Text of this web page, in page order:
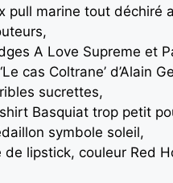
pull marine tout déchiré
A Love Supreme et
cas Coltrane’ d’Alain
sucrettes,
Basquiat trop petit
symbole soleil,
de lipstick, couleur Red